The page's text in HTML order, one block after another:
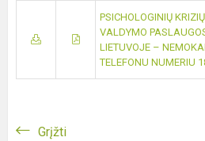
PSICHOLOGINIŲ KRIZIŲ
VALDYMO
LIETUVOJE –
TELEFONU NUMERIU
Grįžti